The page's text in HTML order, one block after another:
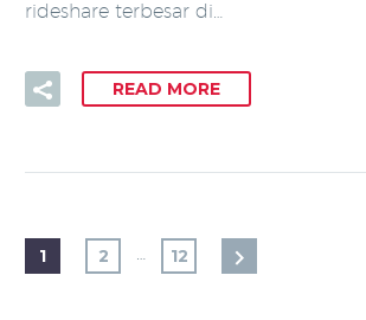
rideshare terbesar di…
READ MORE
1 2 … 12